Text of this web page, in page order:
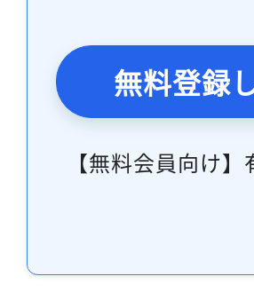
無料登録
【無料会員向け